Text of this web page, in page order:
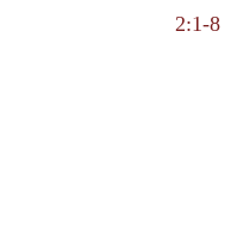
2:1-8